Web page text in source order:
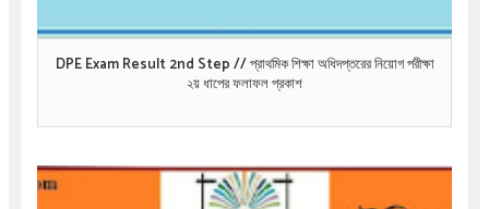
DPE Exam Result 2nd Step // প্রাথমিক শিক্ষা অধিদপ্তরের নিয়োগ পরীক্ষা
২য় ধাপের ফলাফল প্রকাশ